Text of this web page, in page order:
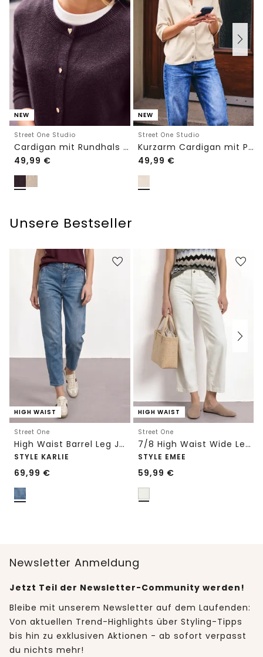
NEW
Street One Studio
Cardigan mit Rundhals und Knöpfen
49,99 €
NEW
Street One Studio
Kurzarm Cardigan mit Polokragen
49,99 €
Unsere Bestseller
HIGH WAIST
Street One
High Waist Barrel Leg Jeans im Loose Fit
STYLE KARLIE
69,99 €
HIGH WAIST
Street One
7/8 High Waist Wide Leg Jeans im Loose Fit
STYLE EMEE
59,99 €
Newsletter Anmeldung
Jetzt Teil der Newsletter-Community werden!
Bleibe mit unserem Newsletter auf dem Laufenden:
Von aktuellen Trend-Highlights über Styling-Tipps
bis hin zu exklusiven Aktionen - ab sofort verpasst
du nichts mehr!